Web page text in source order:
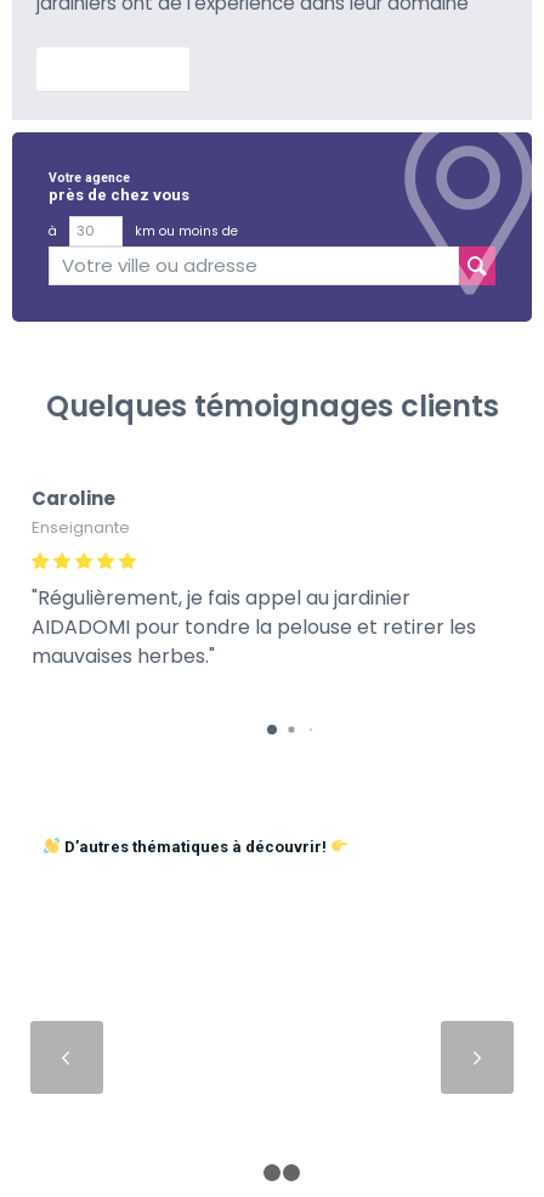
Votre agence
près de chez vous
à
km ou moins de
Quelques témoignages clients
Caroline
Enseignante
Régulièrement, je fais appel au jardinier
AIDADOMI pour tondre la pelouse et retirer les
mauvaises herbes.
D’autres thématiques à découvrir!